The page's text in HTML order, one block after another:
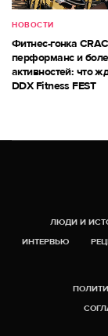
НОВОСТИ
Фитнес-гонка
перформанс и
активностей: что
DDX Fitness FEST
ЛЮДИ И
ИНТЕРВЬЮ